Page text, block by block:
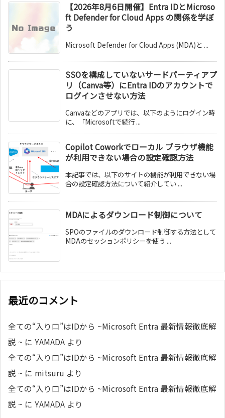
【2026年8月6日開催】Entra IDとMicroso
ft Defender for Cloud Apps の関係を学ぼ
う
Microsoft Defender for Cloud Apps (MDA)と ...
SSOを構成していないサードパーティアプ
リ（Canva等）にEntra IDのアカウントで
ログインさせない方法
Canvaなどのアプリでは、以下のようにログイン時
に、「Microsoftで続行 ...
Copilot Coworkでローカル ブラウザ機能
が利用できない場合の設定確認方法
本記事では、以下のサイトの機能が利用できない場
合の設定確認方法について紹介してい ...
MDAによるダウンロード制御について
SPOのファイルのダウンロード制御する方法として
MDAのセッションポリシーを使う ...
最近のコメント
全ての“入り口”はIDから ~Microsoft Entra 最新情報徹底解
説 ~ に YAMADA より
全ての“入り口”はIDから ~Microsoft Entra 最新情報徹底解
説 ~ に mitsuru より
全ての“入り口”はIDから ~Microsoft Entra 最新情報徹底解
説 ~ に YAMADA より